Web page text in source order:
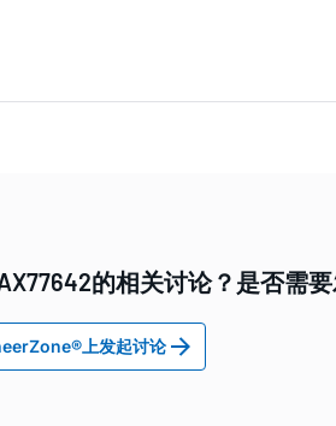
的相关讨论？是否需
上发起讨论